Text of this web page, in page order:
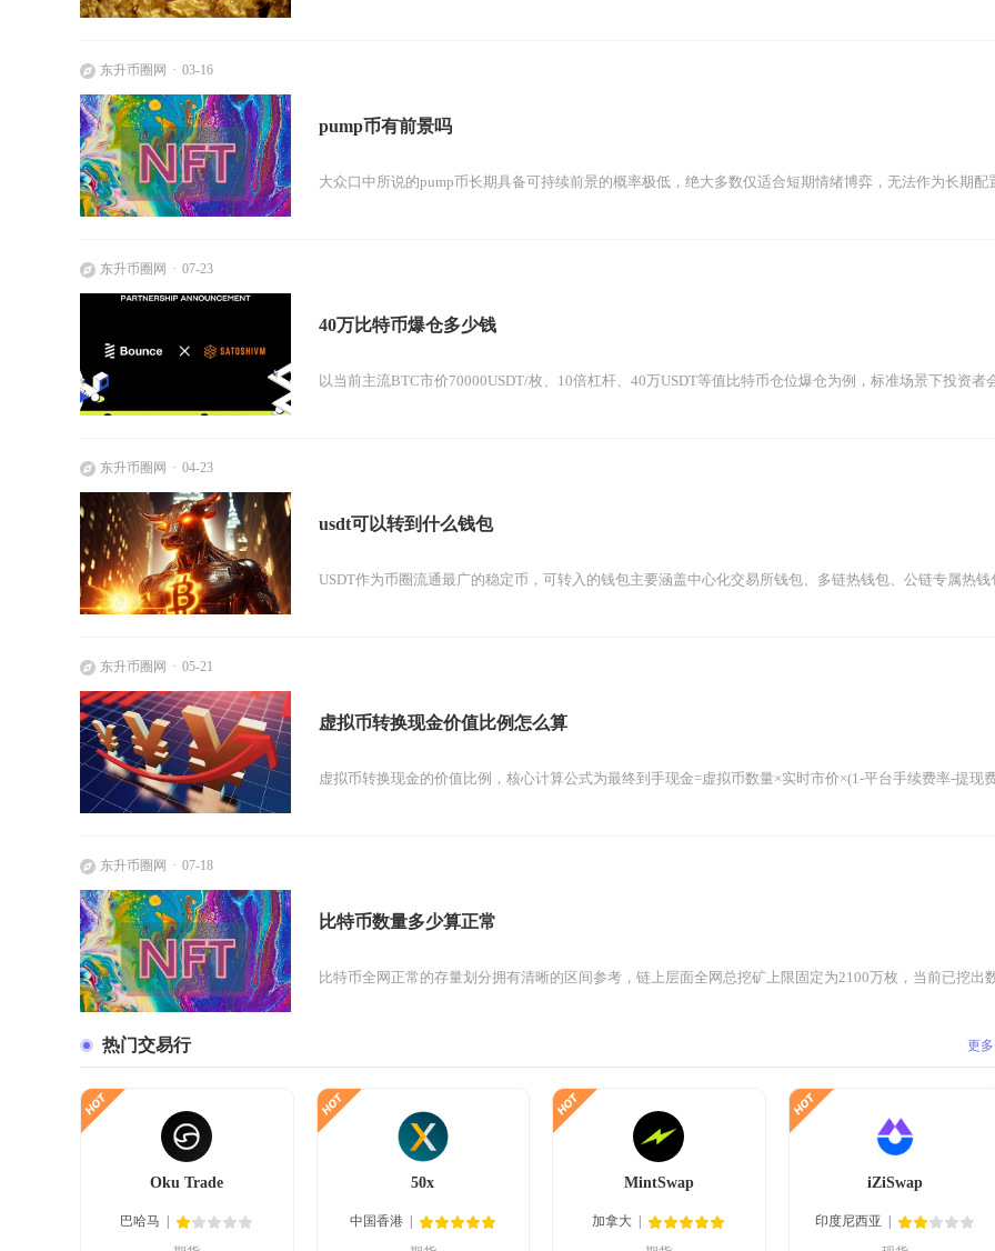
东升币圈网 03-16
pump币有前景吗
大众口中所说的pump币长期具备可持续前景的概率极低，绝大多数仅适合短期情绪博弈，无法作为长期配
东升币圈网 07-23
40万比特币爆仓多少钱
以当前主流BTC市价70000USDT/枚、10倍杠杆、40万USDT等值比特币仓位爆仓为例，标准场景下投资者
东升币圈网 04-23
usdt可以转到什么钱包
USDT作为币圈流通最广的稳定币，可转入的钱包主要涵盖中心化交易所钱包、多链热钱包、公链专属热钱
东升币圈网 05-21
虚拟币转换现金价值比例怎么算
虚拟币转换现金的价值比例，核心计算公式为最终到手现金=虚拟币数量×实时市价×(1-平台手续费率-提现费
东升币圈网 07-18
比特币数量多少算正常
比特币全网正常的存量划分拥有清晰的区间参考，链上层面全网总挖矿上限固定为2100万枚，当前已挖出
热门交易行 更
Oku Trade
巴哈马
50x
中国香港
MintSwap
加拿大
iZiSwap
印度尼西亚